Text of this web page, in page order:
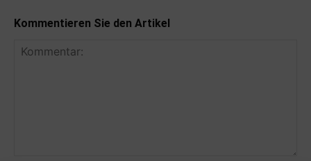
Kommentieren Sie den Artikel